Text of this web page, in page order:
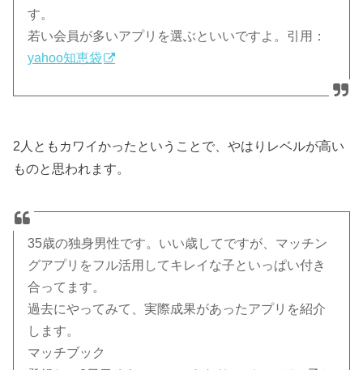
す。
若い会員が多いアプリを選ぶといいですよ。引用：
yahoo知恵袋
2人ともカワイかったということで、やはりレベルが高い
ものと思われます。
35歳の独身男性です。いい歳してですが、マッチン
グアプリをフル活用してキレイな子といっぱい付き
合ってます。
過去にやってみて、実際成果があったアプリを紹介
します。
マッチブック